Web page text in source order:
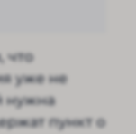
что
уже не
нужна
пункт о